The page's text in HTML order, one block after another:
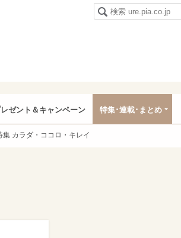
ゼント＆キャンペーン 特集･連載･まとめ
集 カラダ・ココロ・キレイ